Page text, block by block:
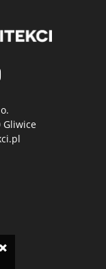
Gliwice
×